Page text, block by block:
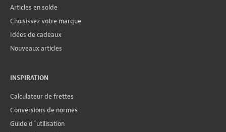
Articles en solde
Choisissez votre marque
Idées de cadeaux
Nouveaux articles
INSPIRATION
Calculateur de frettes
Conversions de normes
Guide d´utilisation